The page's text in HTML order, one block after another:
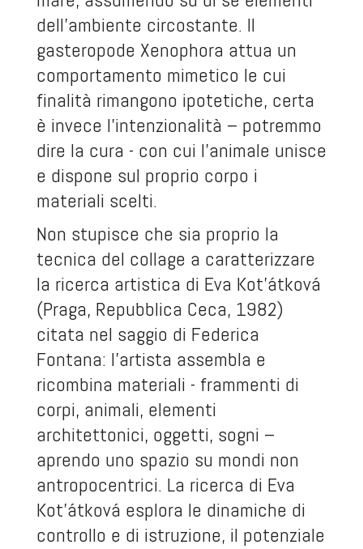
dell’ambiente circostante. Il
gasteropode Xenophora attua un
comportamento mimetico le cui
finalità rimangono ipotetiche, certa
è invece l’intenzionalità – potremmo
dire la cura - con cui l’animale unisce
e dispone sul proprio corpo i
materiali scelti.
Non stupisce che sia proprio la
tecnica del collage a caratterizzare
la ricerca artistica di Eva Kot’átková
(Praga, Repubblica Ceca, 1982)
citata nel saggio di Federica
Fontana: l’artista assembla e
ricombina materiali - frammenti di
corpi, animali, elementi
architettonici, oggetti, sogni –
aprendo uno spazio su mondi non
antropocentrici. La ricerca di Eva
Kot’átková esplora le dinamiche di
controllo e di istruzione, il potenziale